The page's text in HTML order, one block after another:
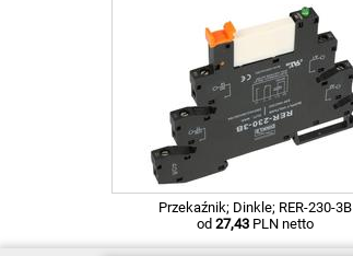
Przekaźnik; Dinkle; RER-230-3B
od 27,43PLN netto